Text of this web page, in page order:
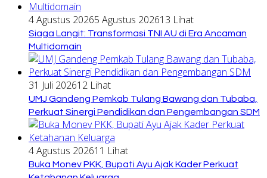
4 Agustus 20265 Agustus 202613 Lihat
Siaga Langit: Transformasi TNI AU di Era Ancaman
Multidomain
31 Juli 202612 Lihat
UMJ Gandeng Pemkab Tulang Bawang dan Tubaba,
Perkuat Sinergi Pendidikan dan Pengembangan SDM
4 Agustus 202611 Lihat
Buka Monev PKK, Bupati Ayu Ajak Kader Perkuat